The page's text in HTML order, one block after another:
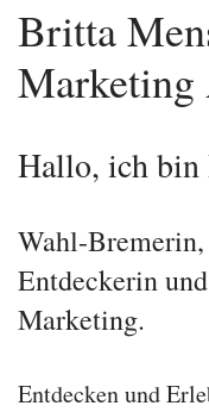
Britta
Marketing
Hallo, ich
Wahl-
Entdeckerin
Marketing.
Entdecken und